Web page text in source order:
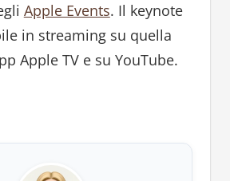
Apple Events. Il keynote
in streaming su quella
Apple TV e su YouTube.